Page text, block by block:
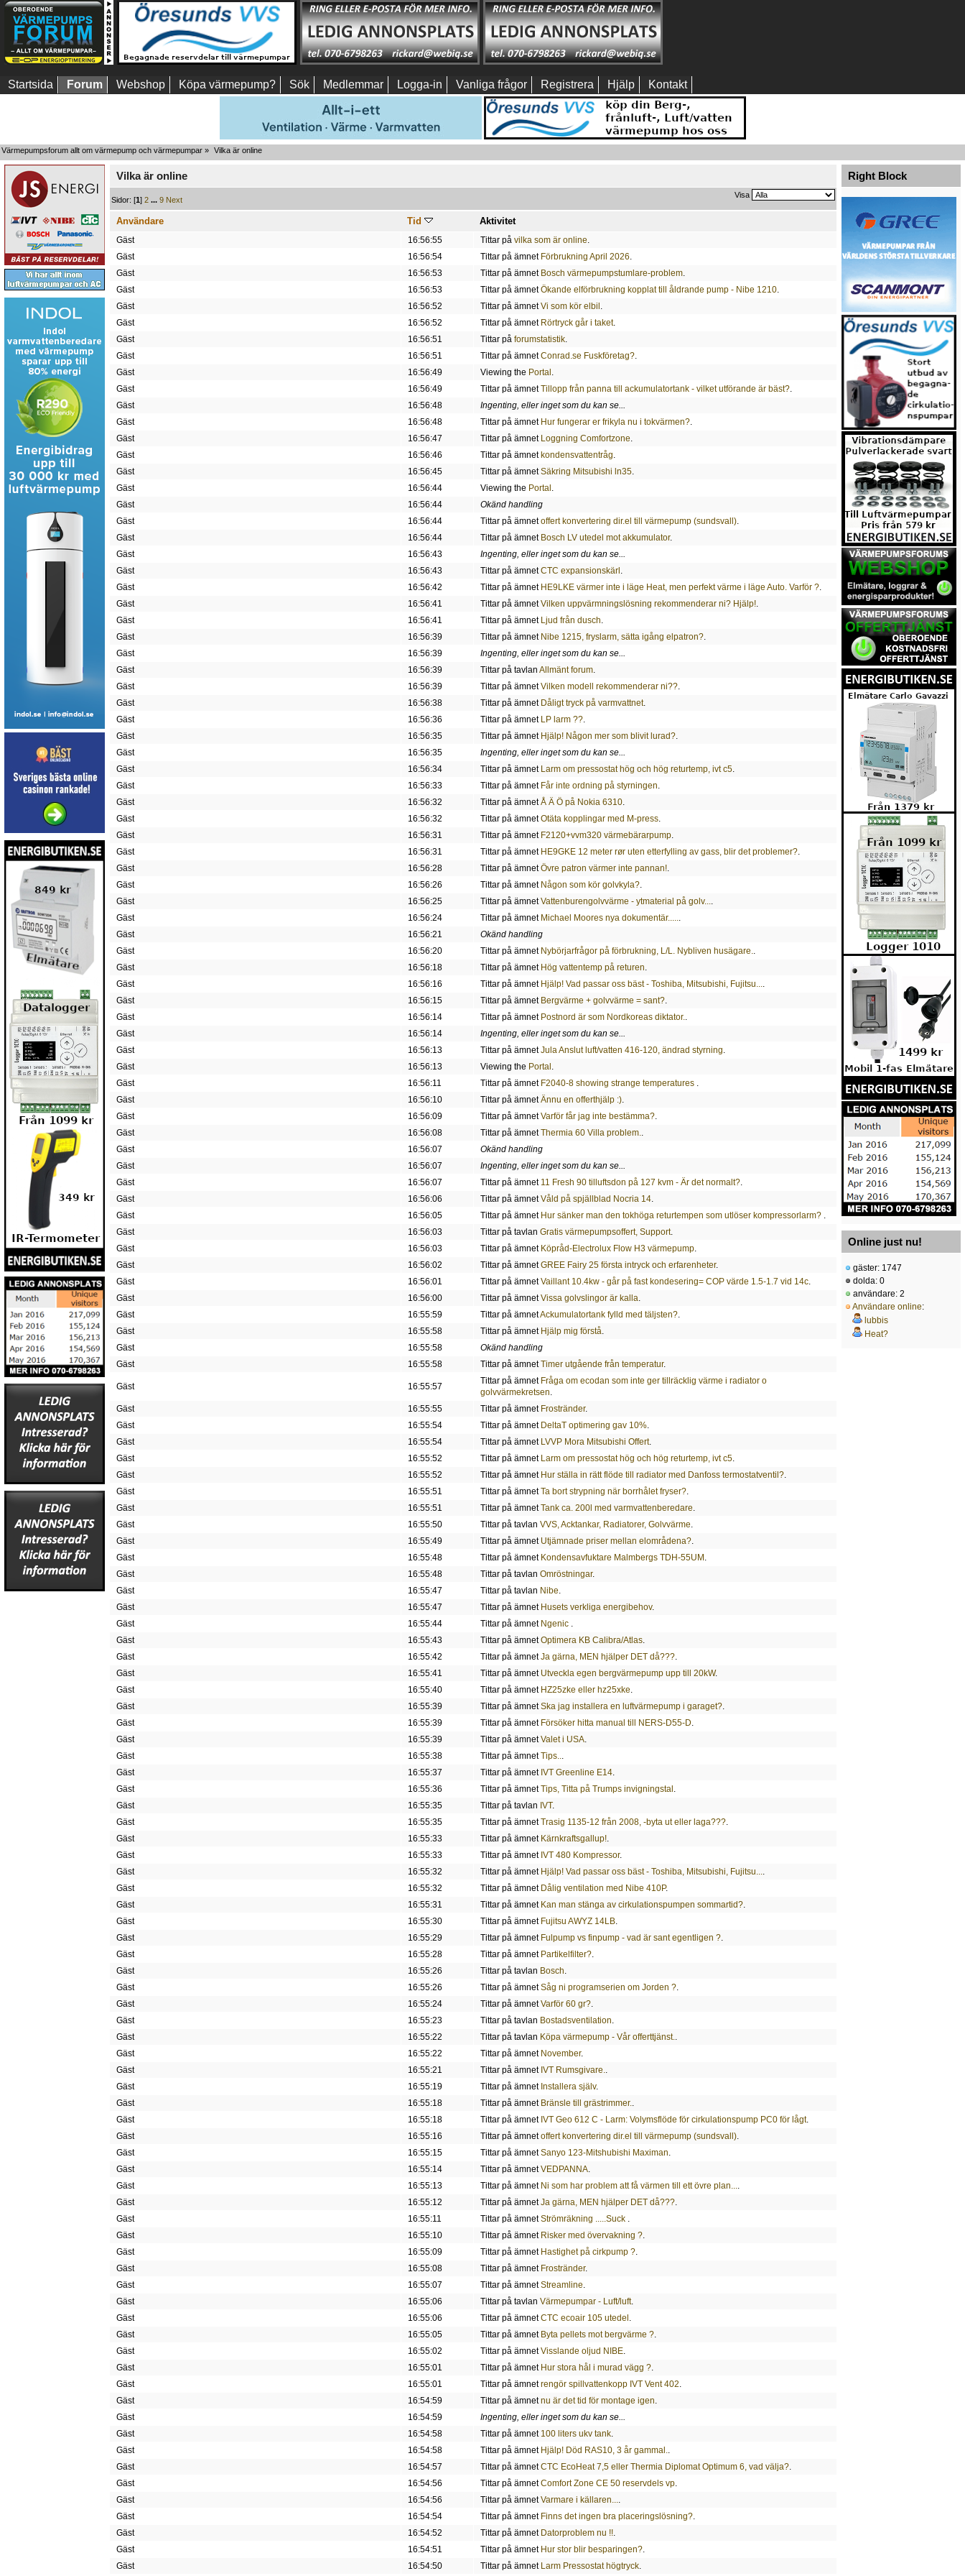
Startsida Forum Webshop Köpa värmepump? Sök Medlemmar Logga-in Vanliga frågor Registrera Hjälp Kontakt
Värmepumpsforum allt om värmepump och värmepumpar » Vilka är online
Vilka är online
Sidor: [1]2 ...9 Next
Visa
Användare Tid Aktivitet
Gäst 16:56:55 Tittar på vilka som är online
Gäst
16:56:54 Tittar på ämnet Förbrukning April 2026
Gäst
16:56:53 Tittar på ämnet Bosch värmepumpstumlare-problem.
Gäst
16:56:53 Tittar på ämnetÖkande elförbrukning kopplat till åldrande pump - Nibe 1210.
Gäst
16:56:52 Tittar på ämnetVi som kör elbil
Gäst
16:56:52 Tittar på ämnet Rörtryck går i taket.
Gäst
16:56:51 Tittar på forumstatistik.
Gäst
16:56:51 Tittar på ämnetConrad.se Fuskföretag?.
Gäst
16:56:49 Viewing the Portal
Gäst
16:56:49 Tittar på ämnetTillopp från panna till ackumulatortank - vilket utförande är bäst?.
Gäst
16:56:48
Ingenting, eller inget som du kan se...
Gäst
16:56:48 Tittar på ämnet Hur fungerar er frikyla nu i tokvärmen?.
Gäst
16:56:47 Tittar på ämnet Loggning Comfortzone
Gäst
16:56:46 Tittar på ämnetkondensvattentråg
Gäst
16:56:45 Tittar på ämnetSäkring Mitsubishi ln35.
Gäst
16:56:44 Viewing the Portal
Gäst
16:56:44
Okänd handling
Gäst
16:56:44 Tittar på ämnetoffert konvertering dir.el till värmepump (sundsvall).
Gäst
16:56:44 Tittar på ämnet Bosch LV utedel mot akkumulator.
Gäst
16:56:43
Ingenting, eller inget som du kan se...
Gäst
16:56:43 Tittar på ämnetCTC expansionskärl
Gäst
16:56:42 Tittar på ämnet HE9LKE värmer inte i läge Heat, men perfekt värme i läge Auto. Varför ?.
Gäst
16:56:41 Tittar på ämnetVilken uppvärmningslösning rekommenderar ni? Hjälp!.
Gäst
16:56:41 Tittar på ämnet Ljud från dusch
Gäst
16:56:39 Tittar på ämnet Nibe 1215, fryslarm, sätta igång elpatron?.
Gäst
16:56:39
Ingenting, eller inget som du kan se...
Gäst
16:56:39 Tittar på tavlan Allmänt forum.
Gäst
16:56:39 Tittar på ämnetVilken modell rekommenderar ni??.
Gäst
16:56:38 Tittar på ämnet Dåligt tryck på varmvattnet.
Gäst
16:56:36 Tittar på ämnet LP larm ??.
Gäst
16:56:35 Tittar på ämnet Hjälp! Någon mer som blivit lurad?.
Gäst
16:56:35
Ingenting, eller inget som du kan se...
Gäst
16:56:34 Tittar på ämnet Larm om pressostat hög och hög returtemp, ivt c5.
Gäst
16:56:33 Tittar på ämnet Får inte ordning på styrningen
Gäst
16:56:32 Tittar på ämnetÅ Ä Ö på Nokia 6310.
Gäst
16:56:32 Tittar på ämnetOtäta kopplingar med M-press.
Gäst
16:56:31 Tittar på ämnet F2120+vvm320 värmebärarpump.
Gäst
16:56:31 Tittar på ämnet HE9GKE 12 meter rør uten etterfylling av gass, blir det problemer?.
Gäst
16:56:28 Tittar på ämnetÖvre patron värmer inte pannan!.
Gäst
16:56:26 Tittar på ämnet Någon som kör golvkyla?.
Gäst
16:56:25 Tittar på ämnetVattenburengolvvärme - ytmaterial på golv...
Gäst
16:56:24 Tittar på ämnet Michael Moores nya dokumentär.....
Gäst
16:56:21
Okänd handling
Gäst
16:56:20 Tittar på ämnet Nybörjarfrågor på förbrukning, L/L. Nybliven husägare.
Gäst
16:56:18 Tittar på ämnet Hög vattentemp på returen
Gäst
16:56:16 Tittar på ämnet Hjälp! Vad passar oss bäst - Toshiba, Mitsubishi, Fujitsu...
Gäst
16:56:15 Tittar på ämnet Bergvärme + golvvärme = sant?.
Gäst
16:56:14 Tittar på ämnet Postnord är som Nordkoreas diktator.
Gäst
16:56:14
Ingenting, eller inget som du kan se...
Gäst
16:56:13 Tittar på ämnetJula Anslut luft/vatten 416-120, ändrad styrning
Gäst
16:56:13 Viewing the Portal
Gäst
16:56:11 Tittar på ämnet F2040-8 showing strange temperatures
Gäst
16:56:10 Tittar på ämnetÄnnu en offerthjälp :).
Gäst
16:56:09 Tittar på ämnetVarför får jag inte bestämma?.
Gäst
16:56:08 Tittar på ämnetThermia 60 Villa problem.
Gäst
16:56:07
Okänd handling
Gäst
16:56:07
Ingenting, eller inget som du kan se...
Gäst
16:56:07 Tittar på ämnet 11 Fresh 90 tilluftsdon på 127 kvm - Är det normalt?.
Gäst
16:56:06 Tittar på ämnetVåld på spjällblad Nocria 14.
Gäst
16:56:05 Tittar på ämnet Hur sänker man den tokhöga returtempen som utlöser kompressorlarm?
Gäst
16:56:03 Tittar på tavlan Gratis värmepumpsoffert, Support.
Gäst
16:56:03 Tittar på ämnet Köpråd-Electrolux Flow H3 värmepump.
Gäst
16:56:02 Tittar på ämnetGREE Fairy 25 första intryck och erfarenheter.
Gäst
16:56:01 Tittar på ämnetVaillant 10.4kw - går på fast kondesering= COP värde 1.5-1.7 vid 14c.
Gäst
16:56:00 Tittar på ämnetVissa golvslingor är kalla
Gäst
16:55:59 Tittar på ämnetAckumulatortank fylld med täljsten?.
Gäst
16:55:58 Tittar på ämnet Hjälp mig förstå
Gäst
16:55:58
Okänd handling
Gäst
16:55:58 Tittar på ämnetTimer utgående från temperatur.
Gäst 16:55:57
Tittar på ämnet Fråga om ecodan som inte ger tillräcklig värme i radiator o
golvvärmekretsen
Gäst
16:55:55 Tittar på ämnet Frostränder.
Gäst
16:55:54 Tittar på ämnet DeltaT optimering gav 10%.
Gäst
16:55:54 Tittar på ämnet LVVP Mora Mitsubishi Offert.
Gäst
16:55:52 Tittar på ämnet Larm om pressostat hög och hög returtemp, ivt c5.
Gäst
16:55:52 Tittar på ämnet Hur ställa in rätt flöde till radiator med Danfoss termostatventil?.
Gäst
16:55:51 Tittar på ämnetTa bort strypning när borrhålet fryser?.
Gäst
16:55:51 Tittar på ämnetTank ca. 200l med varmvattenberedare
Gäst
16:55:50 Tittar på tavlan VVS, Acktankar, Radiatorer, Golvvärme
Gäst
16:55:49 Tittar på ämnet Utjämnade priser mellan elområdena?.
Gäst
16:55:48 Tittar på ämnet Kondensavfuktare Malmbergs TDH-55UM
Gäst
16:55:48 Tittar på tavlan Omröstningar.
Gäst
16:55:47 Tittar på tavlan Nibe
Gäst
16:55:47 Tittar på ämnet Husets verkliga energibehov.
Gäst
16:55:44 Tittar på ämnet Ngenic
Gäst
16:55:43 Tittar på ämnetOptimera KB Calibra/Atlas.
Gäst
16:55:42 Tittar på ämnetJa gärna, MEN hjälper DET då???.
Gäst
16:55:41 Tittar på ämnet Utveckla egen bergvärmepump upp till 20kW.
Gäst
16:55:40 Tittar på ämnet HZ25zke eller hz25xke
Gäst
16:55:39 Tittar på ämnetSka jag installera en luftvärmepump i garaget?.
Gäst
16:55:39 Tittar på ämnet Försöker hitta manual till NERS-D55-D
Gäst
16:55:39 Tittar på ämnetValet i USA.
Gäst
16:55:38 Tittar på ämnetTips..
Gäst
16:55:37 Tittar på ämnet IVT Greenline E14.
Gäst
16:55:36 Tittar på ämnetTips, Titta på Trumps invigningstal
Gäst
16:55:35 Tittar på tavlan IVT.
Gäst
16:55:35 Tittar på ämnetTrasig 1135-12 från 2008, -byta ut eller laga???.
Gäst
16:55:33 Tittar på ämnet Kärnkraftsgallup!.
Gäst
16:55:33 Tittar på ämnet IVT 480 Kompressor.
Gäst
16:55:32 Tittar på ämnet Hjälp! Vad passar oss bäst - Toshiba, Mitsubishi, Fujitsu...
Gäst
16:55:32 Tittar på ämnet Dålig ventilation med Nibe 410P.
Gäst
16:55:31 Tittar på ämnet Kan man stänga av cirkulationspumpen sommartid?.
Gäst
16:55:30 Tittar på ämnet Fujitsu AWYZ 14LB.
Gäst
16:55:29 Tittar på ämnet Fulpump vs finpump - vad är sant egentligen ?.
Gäst
16:55:28 Tittar på ämnet Partikelfilter?.
Gäst
16:55:26 Tittar på tavlan Bosch
Gäst
16:55:26 Tittar på ämnetSåg ni programserien om Jorden ?.
Gäst
16:55:24 Tittar på ämnetVarför 60 gr?.
Gäst
16:55:23 Tittar på tavlan Bostadsventilation
Gäst
16:55:22 Tittar på tavlan Köpa värmepump - Vår offerttjänst.
Gäst
16:55:22 Tittar på ämnet November.
Gäst
16:55:21 Tittar på ämnet IVT Rumsgivare.
Gäst
16:55:19 Tittar på ämnet Installera själv.
Gäst
16:55:18 Tittar på ämnet Bränsle till grästrimmer.
Gäst
16:55:18 Tittar på ämnet IVT Geo 612 C - Larm: Volymsflöde för cirkulationspump PC0 för lågt.
Gäst
16:55:16 Tittar på ämnetoffert konvertering dir.el till värmepump (sundsvall).
Gäst
16:55:15 Tittar på ämnetSanyo 123-Mitshubishi Maximan
Gäst
16:55:14 Tittar på ämnetVEDPANNA.
Gäst
16:55:13 Tittar på ämnet Ni som har problem att få värmen till ett övre plan...
Gäst
16:55:12 Tittar på ämnetJa gärna, MEN hjälper DET då???.
Gäst
16:55:11 Tittar på ämnetStrömräkning .....Suck
Gäst
16:55:10 Tittar på ämnet Risker med övervakning ?.
Gäst
16:55:09 Tittar på ämnet Hastighet på cirkpump ?.
Gäst
16:55:08 Tittar på ämnet Frostränder.
Gäst
16:55:07 Tittar på ämnetStreamline
Gäst
16:55:06 Tittar på tavlan Värmepumpar - Luft/luft.
Gäst
16:55:06 Tittar på ämnetCTC ecoair 105 utedel
Gäst
16:55:05 Tittar på ämnet Byta pellets mot bergvärme ?.
Gäst
16:55:02 Tittar på ämnetVisslande oljud NIBE.
Gäst
16:55:01 Tittar på ämnet Hur stora hål i murad vägg ?.
Gäst
16:55:01 Tittar på ämnetrengör spillvattenkopp IVT Vent 402
Gäst
16:54:59 Tittar på ämnetnu är det tid för montage igen
Gäst
16:54:59
Ingenting, eller inget som du kan se...
Gäst
16:54:58 Tittar på ämnet 100 liters ukv tank.
Gäst
16:54:58 Tittar på ämnet Hjälp! Död RAS10, 3 år gammal.
Gäst
16:54:57 Tittar på ämnetCTC EcoHeat 7,5 eller Thermia Diplomat Optimum 6, vad välja?.
Gäst
16:54:56 Tittar på ämnetComfort Zone CE 50 reservdels vp.
Gäst
16:54:56 Tittar på ämnetVarmare i källaren...
Gäst
16:54:54 Tittar på ämnet Finns det ingen bra placeringslösning?.
Gäst
16:54:52 Tittar på ämnet Datorproblem nu !!.
Gäst
16:54:51 Tittar på ämnet Hur stor blir besparingen?.
Gäst
16:54:50 Tittar på ämnet Larm Pressostat högtryck.
Right Block
Online just nu!
gäster: 1747
dolda: 0
användare: 2
Användare online:
lubbis
Heat?